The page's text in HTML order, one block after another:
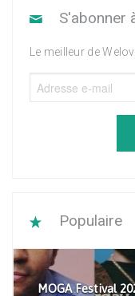
S'abonner
Le meilleur de
Populaire
MOGA Festival